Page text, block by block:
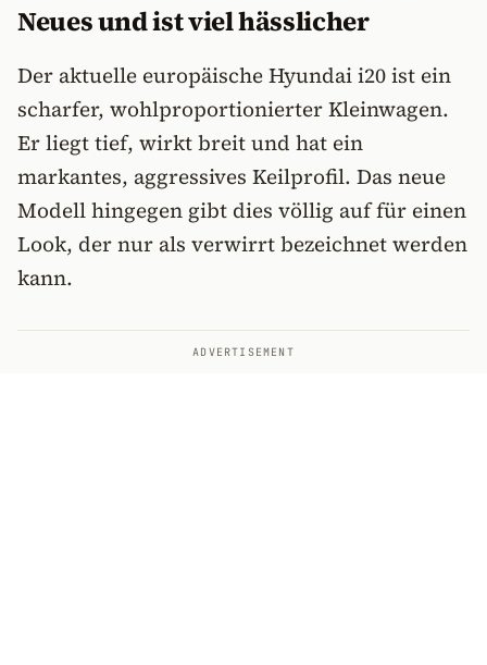
Neues und ist viel hässlicher
Der aktuelle europäische Hyundai i20 ist ein
scharfer, wohlproportionierter Kleinwagen.
Er liegt tief, wirkt breit und hat ein
markantes, aggressives Keilprofil. Das neue
Modell hingegen gibt dies völlig auf für einen
Look, der nur als verwirrt bezeichnet werden
kann.
ADVERTISEMENT